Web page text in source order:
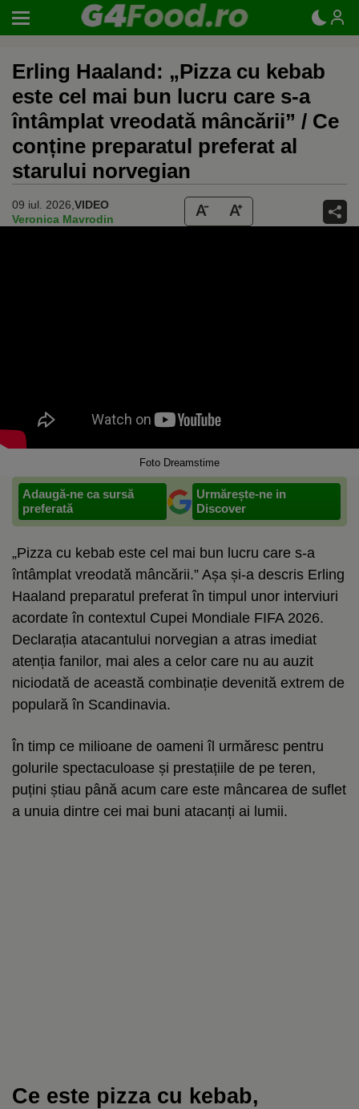
Erling Haaland: „Pizza cu kebab
este cel mai bun lucru care s-a
întâmplat vreodată mâncării” / Ce
conține preparatul preferat al
starului norvegian
09 iul. 2026, VIDEO
Veronica Mavrodin
Foto Dreamstime
Adaugă-ne ca sursă
preferată
Urmărește-ne in
Discover
„Pizza cu kebab este cel mai bun lucru care s-a
întâmplat vreodată mâncării.” Așa și-a descris Erling
Haaland preparatul preferat în timpul unor interviuri
acordate în contextul Cupei Mondiale FIFA 2026.
Declarația atacantului norvegian a atras imediat
atenția fanilor, mai ales a celor care nu au auzit
niciodată de această combinație devenită extrem de
populară în Scandinavia.
În timp ce milioane de oameni îl urmăresc pentru
golurile spectaculoase și prestațiile de pe teren,
puțini știau până acum care este mâncarea de suflet
a unuia dintre cei mai buni atacanți ai lumii.
Ce este pizza cu kebab,